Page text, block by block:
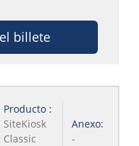
Producto :
SiteKiosk
Classic
Anexo:
-
billete